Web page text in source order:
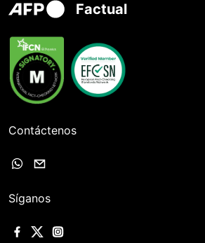
Factual
Contáctenos
Síganos